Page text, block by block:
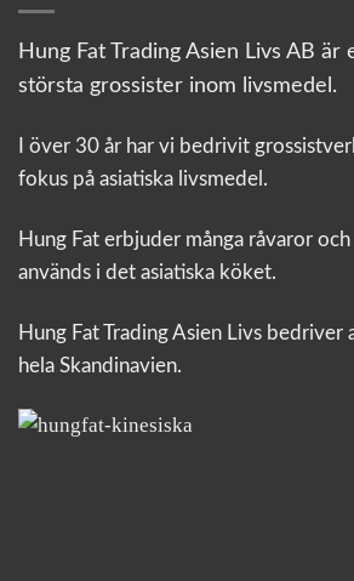
Hung Fat Trading Asien Livs AB är
största grossister inom livsmedel.
I över 30 år har vi bedrivit
fokus på asiatiska livsmedel.
Hung Fat erbjuder många råvaror
används i det asiatiska köket.
Hung Fat Trading Asien Livs bedriver
hela Skandinavien.